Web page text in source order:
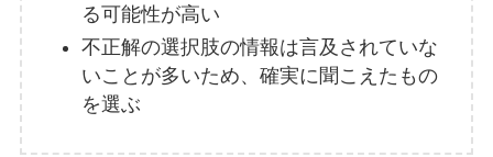
る可能性が高い
不正解の選択肢の情報は言及されていな
いことが多いため、確実に聞こえたもの
を選ぶ